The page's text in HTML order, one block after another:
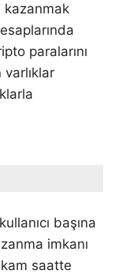
kazanmak
paralarını
başına
imkanı
saatte